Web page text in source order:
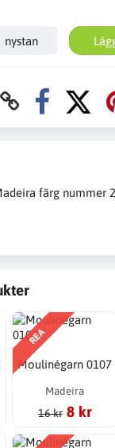
nystan
färg nummer
REA
Moulinégarn 0107
Madeira
16 kr 8 kr